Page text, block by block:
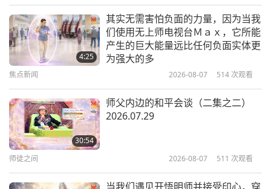
琐罗亚斯德教圣书《智慧圣灵语录》
第四十七至六十三章（二集之一）
《菩提道次广论》第三章〈闻说轨
4:25
其实无需害怕负面的力量，因为当我
们使用无上师电视台Ｍａｘ，它所能
产生的巨大能量远比任何负面实体更
为强大的多
焦点新闻 2026-08-07 514 次观看
30:54
师父内边的和平会谈（二集之二）
2026.07.29
师徒之间 2026-08-07 511 次观看